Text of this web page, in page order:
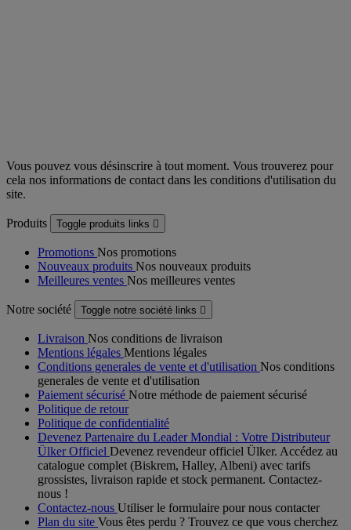
Vous pouvez vous désinscrire à tout moment. Vous trouverez pour
cela nos informations de contact dans les conditions d'utilisation du
site.
Produits Toggle produits links 
Promotions Nos promotions
Nouveaux produits Nos nouveaux produits
Meilleures ventes Nos meilleures ventes
Notre société Toggle notre société links 
Livraison Nos conditions de livraison
Mentions légales Mentions légales
Conditions generales de vente et d'utilisation Nos conditions
generales de vente et d'utilisation
Paiement sécurisé Notre méthode de paiement sécurisé
Politique de retour
Politique de confidentialité
Devenez Partenaire du Leader Mondial : Votre Distributeur
Ülker Officiel Devenez revendeur officiel Ülker. Accédez au
catalogue complet (Biskrem, Halley, Albeni) avec tarifs
grossistes, livraison rapide et stock permanent. Contactez-
nous !
Contactez-nous Utiliser le formulaire pour nous contacter
Plan du site Vous êtes perdu ? Trouvez ce que vous cherchez